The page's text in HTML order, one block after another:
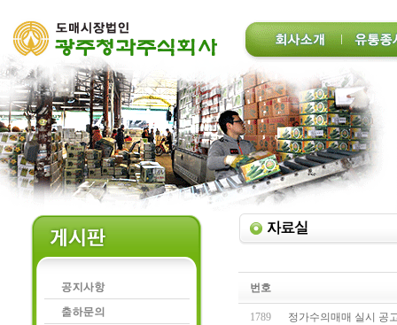
번호
1789 정가수의매매 실시 공